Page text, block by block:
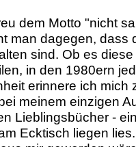
dem Motto "nicht
man dagegen, dass
sind. Ob es
in den 1980ern
erinnere ich mich
meinem einzigen
Lieblingsbücher -
Ecktisch liegen